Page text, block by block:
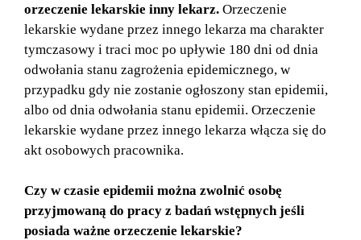
orzeczenie lekarskie inny lekarz. Orzeczenie
lekarskie wydane przez innego lekarza ma charakter
tymczasowy i traci moc po upływie 180 dni od dnia
odwołania stanu zagrożenia epidemicznego, w
przypadku gdy nie zostanie ogłoszony stan epidemii,
albo od dnia odwołania stanu epidemii. Orzeczenie
lekarskie wydane przez innego lekarza włącza się do
akt osobowych pracownika.
Czy w czasie epidemii można zwolnić osobę
przyjmowaną do pracy z badań wstępnych jeśli
posiada ważne orzeczenie lekarskie?